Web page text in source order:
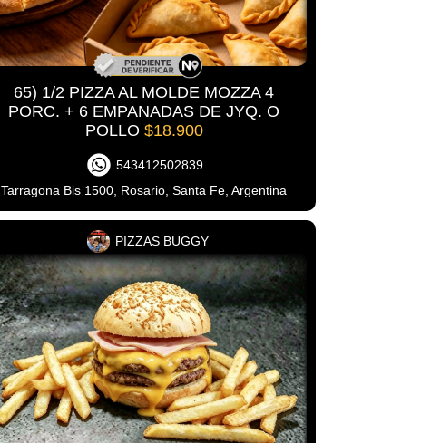
65) 1/2 PIZZA AL MOLDE MOZZA 4
PORC. + 6 EMPANADAS DE JYQ. O
POLLO $18.900
543412502839
Tarragona Bis 1500, Rosario, Santa Fe, Argentina
PIZZAS BUGGY